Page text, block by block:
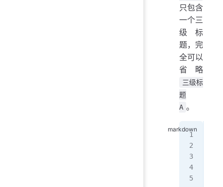
只包含
一个三
级标
题，完
全可以
省略
三级标
题
A 。